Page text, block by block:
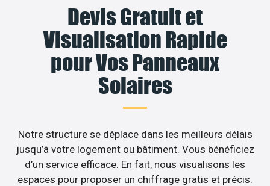
Devis Gratuit et
Visualisation Rapide
pour Vos Panneaux
Solaires
Notre structure se déplace dans les meilleurs délais
jusqu’à votre logement ou bâtiment. Vous bénéficiez
d’un service efficace. En fait, nous visualisons les
espaces pour proposer un chiffrage gratis et précis.